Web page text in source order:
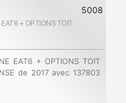
5008
+ OPTIONS TOIT
EAT6 + OPTIONS TOIT
de 2017 avec 137803